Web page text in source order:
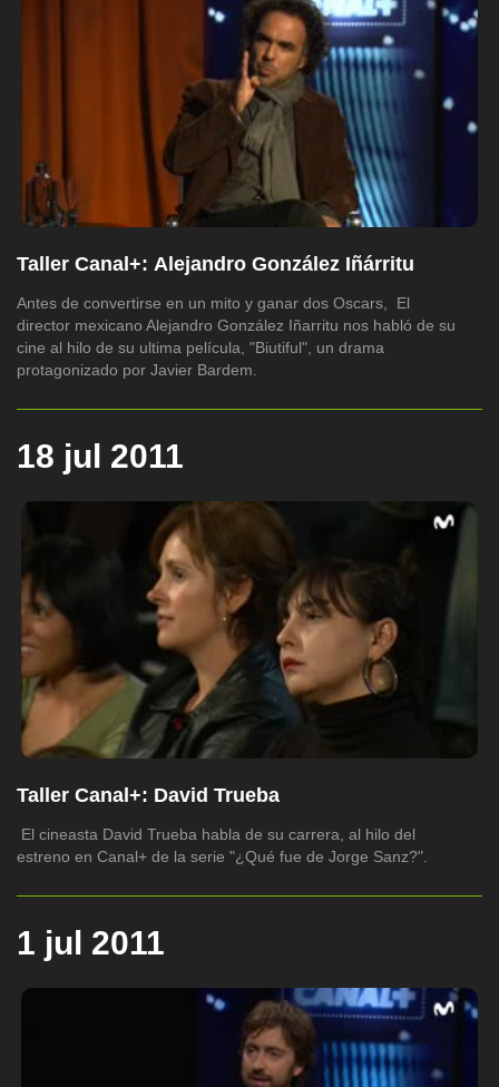
Taller Canal+: Alejandro González Iñárritu
Antes de convertirse en un mito y ganar dos Oscars, El
director mexicano Alejandro González Iñarritu nos habló de su
cine al hilo de su ultima película, "Biutiful", un drama
protagonizado por Javier Bardem.
18 jul 2011
Taller Canal+: David Trueba
El cineasta David Trueba habla de su carrera, al hilo del
estreno en Canal+ de la serie "¿Qué fue de Jorge Sanz?".
1 jul 2011